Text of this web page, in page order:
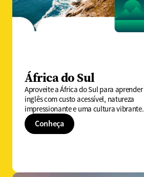
África do Sul
Aproveite a África do Sul para aprender
inglês com custo acessível, natureza
impressionante e uma cultura vibrante.
Conheça